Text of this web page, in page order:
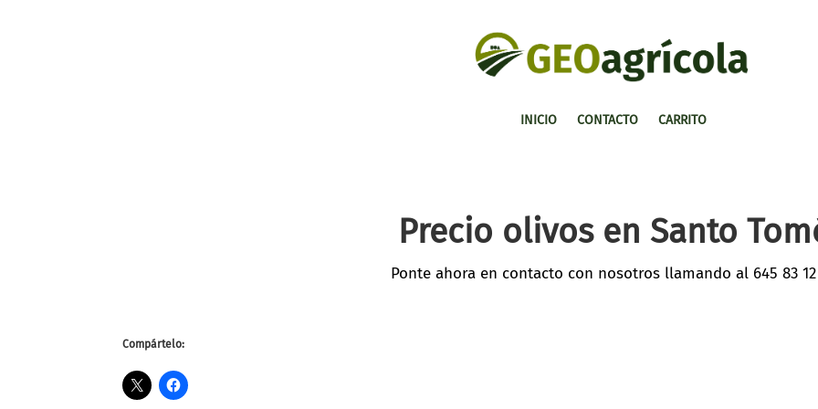
INICIO CONTACTO CARRITO
Precio olivos en Santo
Ponte ahora en contacto con nosotros llamando al 645 83
Compártelo: